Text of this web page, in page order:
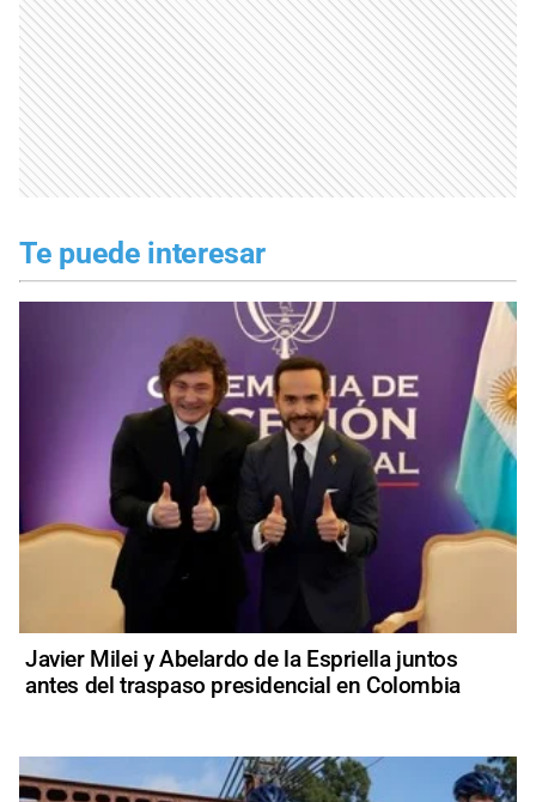
Te puede interesar
Javier Milei y Abelardo de la Espriella juntos
antes del traspaso presidencial en Colombia